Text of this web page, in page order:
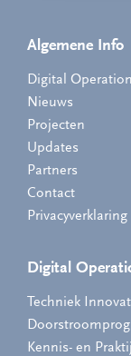
Algemene Info
Digital
Nieuws
Projecten
Updates
Partners
Contact
Privacyverklaring
Digital
Techniek
Kennis- en